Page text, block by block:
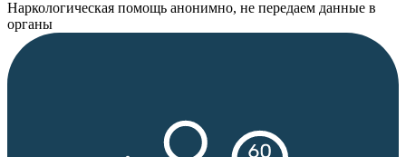
Наркологическая помощь анонимно, не передаем данные в
органы